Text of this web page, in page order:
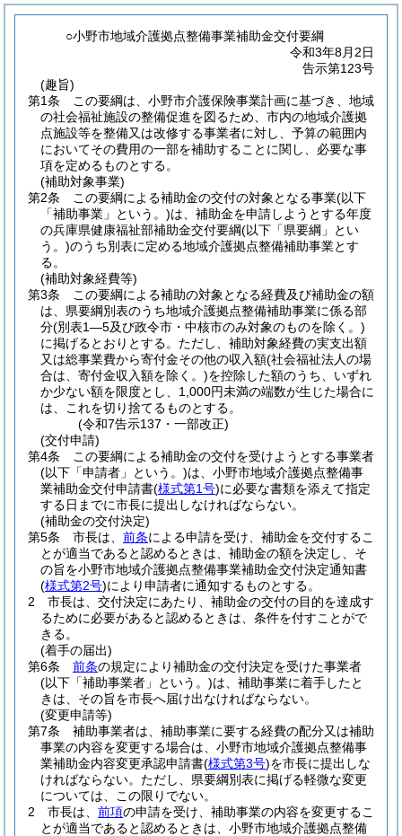
○小野市地域介護拠点整備事業補助金交付要綱
令和3年8月2日
告示第123号
(趣旨)
第1条
この要綱は、小野市介護保険事業計画に基づき、地域
の社会福祉施設の整備促進を図るため、市内の地域介護拠
点施設等を整備又は改修する事業者に対し、予算の範囲内
においてその費用の一部を補助することに関し、必要な事
項を定めるものとする。
(補助対象事業)
第2条
この要綱による補助金の交付の対象となる事業(以下
「補助事業」という。)は、補助金を申請しようとする年度
の兵庫県健康福祉部補助金交付要綱(以下「県要綱」とい
う。)のうち別表に定める地域介護拠点整備補助事業とす
る。
(補助対象経費等)
第3条
この要綱による補助の対象となる経費及び補助金の額
は、県要綱別表のうち地域介護拠点整備補助事業に係る部
分(別表1―5及び政令市・中核市のみ対象のものを除く。)
に掲げるとおりとする。 ただし、補助対象経費の実支出額
又は総事業費から寄付金その他の収入額(社会福祉法人の場
合は、寄付金収入額を除く。)を控除した額のうち、いずれ
か少ない額を限度とし、1,000円未満の端数が生じた場合に
は、これを切り捨てるものとする。
(令和7告示137・一部改正)
(交付申請)
第4条
この要綱による補助金の交付を受けようとする事業者
(以下「申請者」という。)は、小野市地域介護拠点整備事
業補助金交付申請書(様式第1号)に必要な書類を添えて指定
する日までに市長に提出しなければならない。
(補助金の交付決定)
第5条
市長は、 前条による申請を受け、補助金を交付するこ
とが適当であると認めるときは、補助金の額を決定し、そ
の旨を小野市地域介護拠点整備事業補助金交付決定通知書
(様式第2号)により申請者に通知するものとする。
2
市長は、交付決定にあたり、補助金の交付の目的を達成す
るために必要があると認めるときは、条件を付すことがで
きる。
(着手の届出)
第6条
前条の規定により補助金の交付決定を受けた事業者
(以下「補助事業者」という。)は、補助事業に着手したと
きは、その旨を市長へ届け出なければならない。
(変更申請等)
第7条
補助事業者は、補助事業に要する経費の配分又は補助
事業の内容を変更する場合は、小野市地域介護拠点整備事
業補助金内容変更承認申請書(様式第3号)を市長に提出しな
ければならない。 ただし、県要綱別表に掲げる軽微な変更
については、この限りでない。
2
市長は、 前項の申請を受け、補助事業の内容を変更するこ
とが適当であると認めるときは、小野市地域介護拠点整備